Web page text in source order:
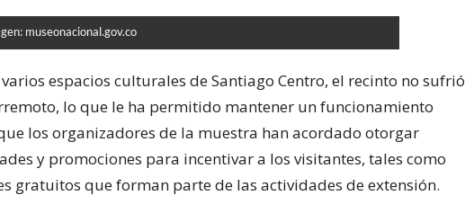
museonacional.gov.co
espacios culturales de Santiago Centro, el recinto no sufrió
lo que le ha permitido mantener un funcionamiento
los organizadores de la muestra han acordado otorgar
y promociones para incentivar a los visitantes, tales como
gratuitos que forman parte de las actividades de extensión.